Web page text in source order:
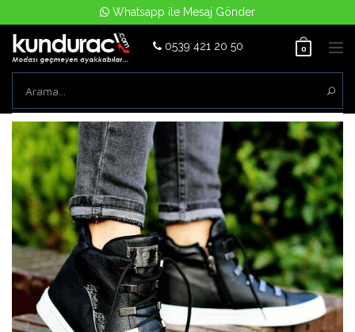
Whatsapp ile Mesaj Gönder
0539 421 20 50 0